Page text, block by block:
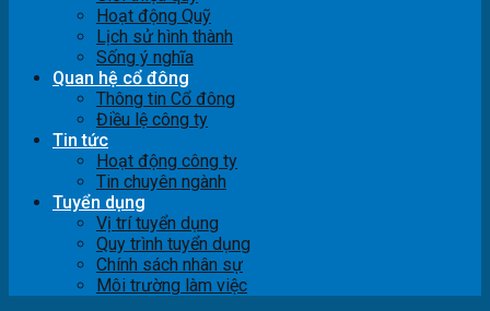
Hoạt động Quỹ
Lịch sử hình thành
Sống ý nghĩa
Quan hệ cổ đông
Thông tin Cổ đông
Điều lệ công ty
Tin tức
Hoạt động công ty
Tin chuyên ngành
Tuyển dụng
Vị trí tuyển dụng
Quy trình tuyển dụng
Chính sách nhân sự
Môi trường làm việc